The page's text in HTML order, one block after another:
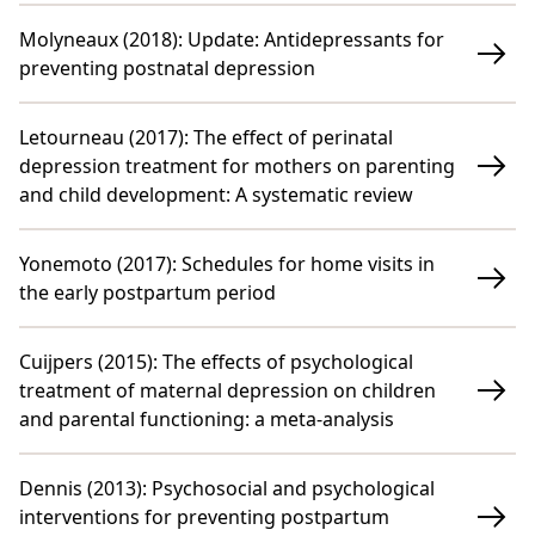
Molyneaux (2018): Update: Antidepressants for
preventing postnatal depression
Letourneau (2017): The effect of perinatal
depression treatment for mothers on parenting
and child development: A systematic review
Yonemoto (2017): Schedules for home visits in
the early postpartum period
Cuijpers (2015): The effects of psychological
treatment of maternal depression on children
and parental functioning: a meta-analysis
Dennis (2013): Psychosocial and psychological
interventions for preventing postpartum